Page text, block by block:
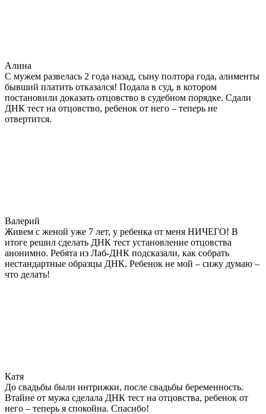
Алина
С мужем развелась 2 года назад, сыну полтора года, алименты
бывший платить отказался! Подала в суд, в котором
постановили доказать отцовство в судебном порядке. Сдали
ДНК тест на отцовство, ребенок от него – теперь не
отвертится.
Валерий
Живем с женой уже 7 лет, у ребенка от меня НИЧЕГО! В
итоге решил сделать ДНК тест установление отцовства
анонимно. Ребята из Лаб-ДНК подсказали, как собрать
нестандартные образцы ДНК. Ребенок не мой – сижу думаю –
что делать!
Катя
До свадьбы были интрижки, после свадьбы беременность.
Втайне от мужа сделала ДНК тест на отцовства, ребенок от
него – теперь я спокойна. Спасибо!